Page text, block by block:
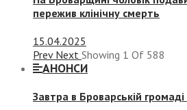
пережив клінічну смерть
15.04.2025
Prev Next Showing 1 Of 588
АНОНСИ
Завтра в Броварській